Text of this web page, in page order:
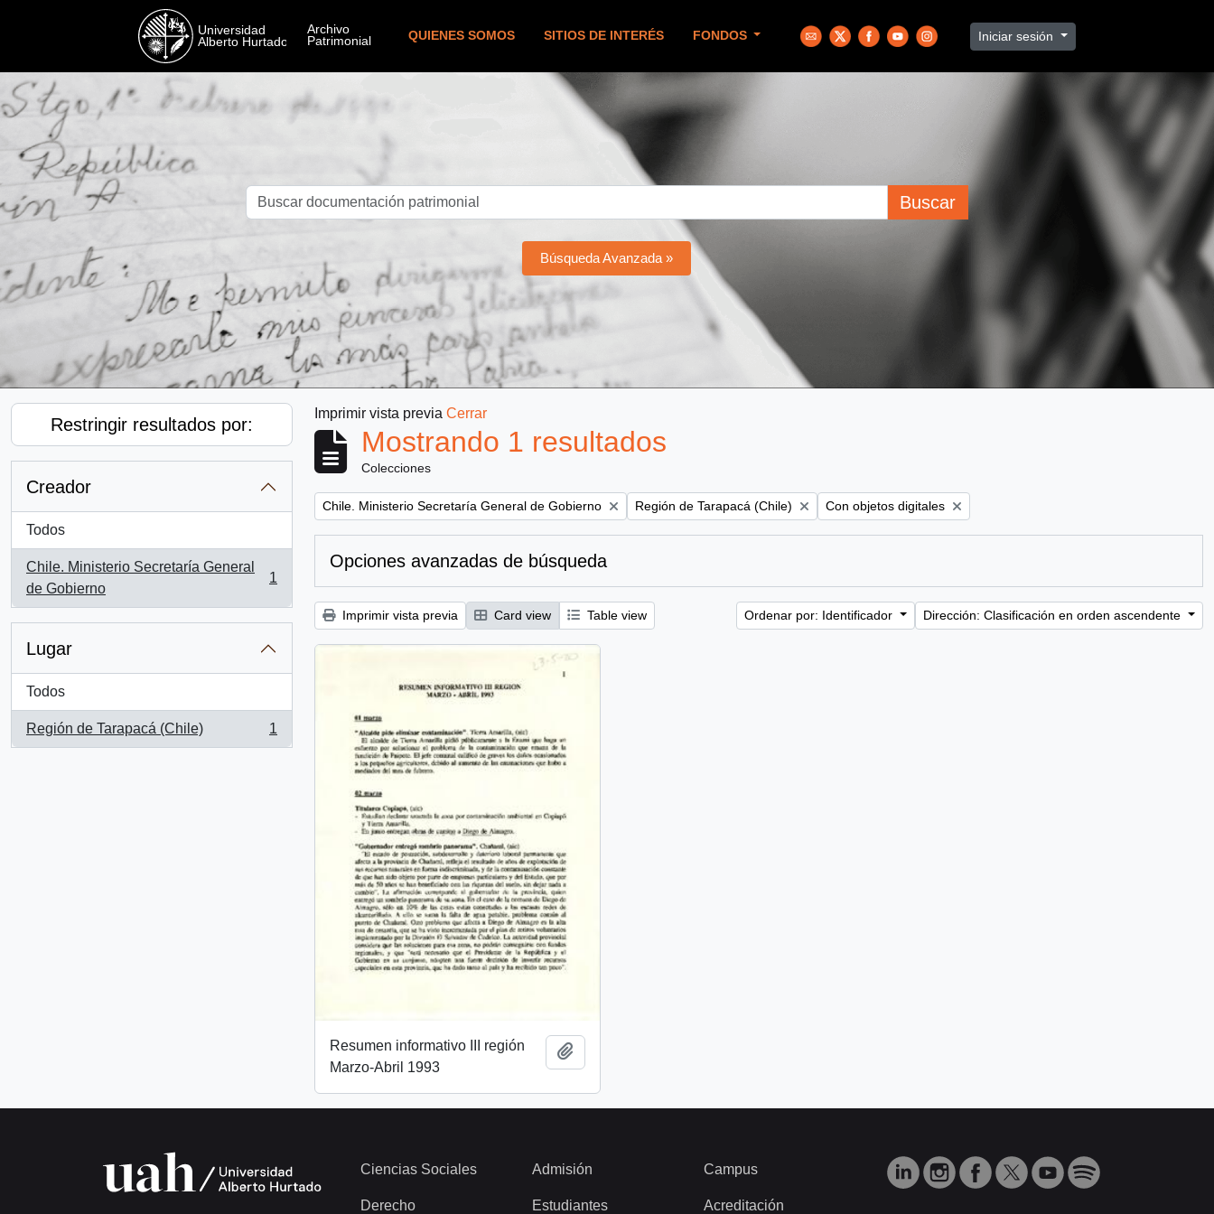
QUIENES SOMOS SITIOS DE INTERÉS FONDOS Iniciar sesión
Buscar
Búsqueda Avanzada »
Restringir resultados por:
Creador
Todos
Chile. Ministerio Secretaría General
de Gobierno
, 1 resultados
1
Lugar
Todos
Región de Tarapacá (Chile)
, 1 resultados
1
Imprimir vista previa Cerrar
Mostrando 1 resultados
Colecciones
Remove filter:
Chile. Ministerio Secretaría General de Gobierno Remove filter:
Región de Tarapacá (Chile) Remove filter:
Con objetos digitales
Opciones avanzadas de búsqueda
Imprimir vista previa Card view Table view Ordenar por: Identificador Dirección: Clasificación en orden ascendente
Resumen informativo III región
Marzo-Abril 1993
Ciencias Sociales
Derecho
Admisión
Estudiantes
Campus
Acreditación